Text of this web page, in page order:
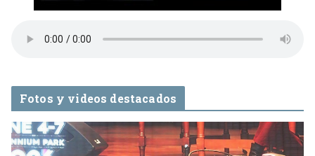
Fotos y videos destacados